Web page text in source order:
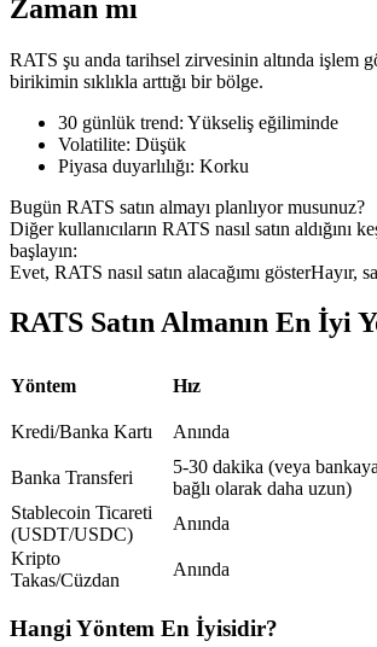
USDC Vadeli İşlemleri
USDC'yi teminat olarak kullanan vadeli
Kopya Ticaret
En iyi traderlarla güçlerinizi birleştirin
Zaman mı
RATS şu anda tarihsel zirvesinin altında işlem
birikimin sıklıkla arttığı bir bölge.
30 günlük trend: Yükseliş eğiliminde
Volatilite: Düşük
Piyasa duyarlılığı: Korku
Bugün RATS satın almayı planlıyor musunuz?
Diğer kullanıcıların RATS nasıl satın aldığını
başlayın:
Evet, RATS nasıl satın alacağımı gösterHayır,
RATS Satın Almanın En İyi
Yöntem Hız
Kredi/Banka Kartı Anında
Banka Transferi
5-30 dakika (veya bankaya
bağlı olarak daha uzun)
Stablecoin Ticareti
(USDT/USDC)
Anında
Kripto
Takas/Cüzdan
Anında
Hangi Yöntem En İyisidir?